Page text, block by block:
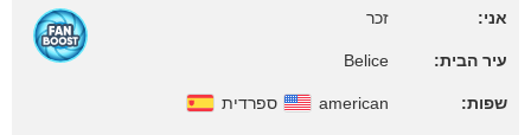
אני: זכר
עיר הבית: Belice
שפות: american ספרדית